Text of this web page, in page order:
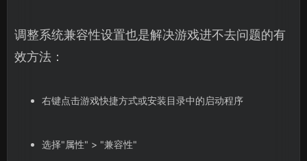
调整系统兼容性设置也是解决游戏进不去问题的有
效方法：
右键点击游戏快捷方式或安装目录中的启动程序
选择"属性" > "兼容性"